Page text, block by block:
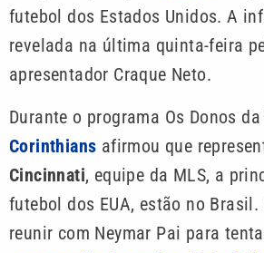
futebol dos Estados Unidos. A
revelada na última quinta-feira
apresentador Craque Neto.
Durante o programa Os Donos
Corinthians afirmou que
Cincinnati, equipe da MLS, a
futebol dos EUA, estão no
reunir com Neymar Pai para